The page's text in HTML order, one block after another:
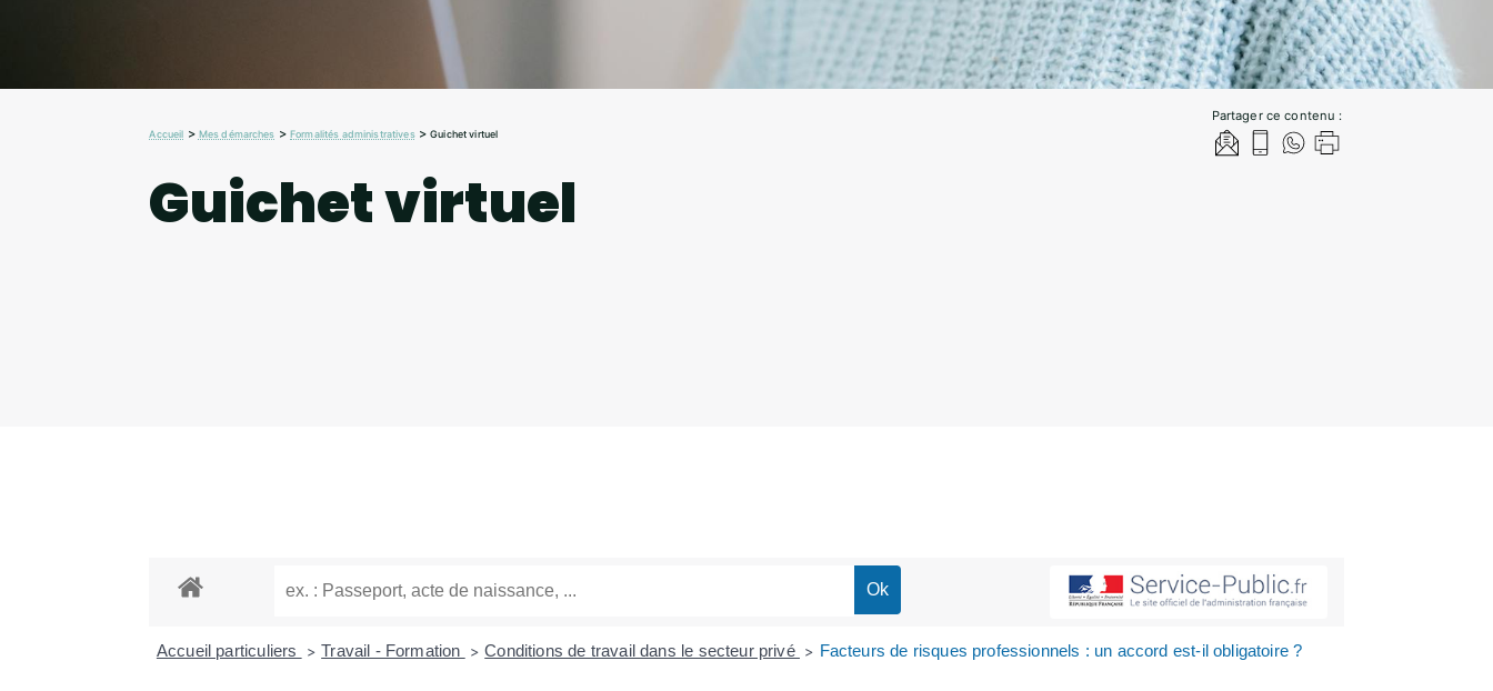
Partager ce contenu :
Accueil > Mes démarches >Formalités administratives>Guichet virtuel
Guichet virtuel
Accueil particuliers > Travail - Formation > Conditions de travail dans le secteur privé > Facteurs de risques professionnels : un accord est-il obligatoire ?